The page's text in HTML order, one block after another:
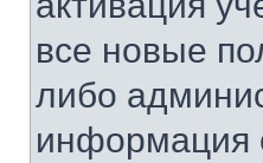
все новые
либо
информация